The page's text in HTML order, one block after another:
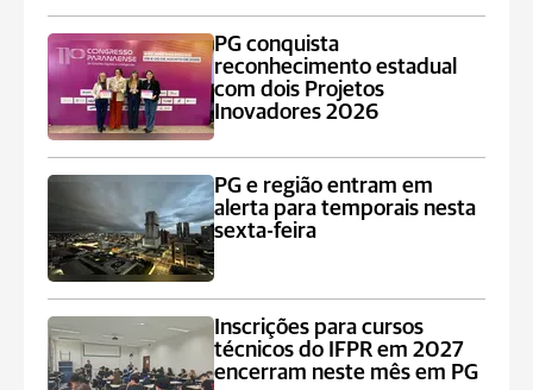
PG conquista
reconhecimento estadual
com dois Projetos
Inovadores 2026
PG e região entram em
alerta para temporais nesta
sexta-feira
Inscrições para cursos
técnicos do IFPR em 2027
encerram neste mês em PG